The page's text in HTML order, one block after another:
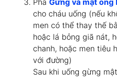
Pha Gừng và mật ong
cho cháu uống (nếu
men có thể thay thế
hoặc lá bỏng giã nát,
chanh, hoặc men tiêu
với đường)
Sau khi uống gừng